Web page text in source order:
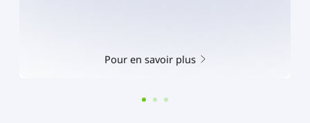
Pour en savoir plus